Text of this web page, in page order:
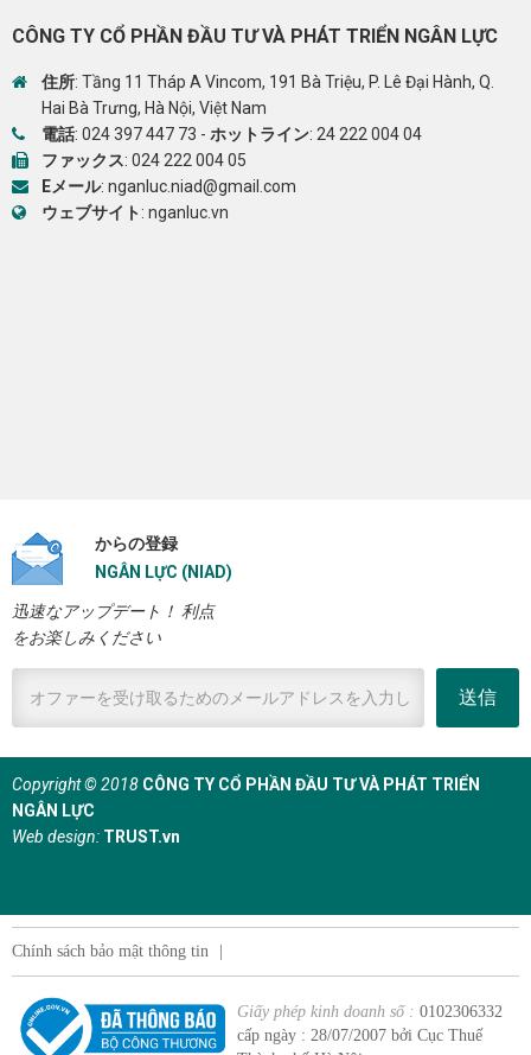
CÔNG TY CỔ PHẦN ĐẦU TƯ VÀ PHÁT TRIỂN NGÂN LỰC
住所: Tầng 11 Tháp A Vincom, 191 Bà Triệu, P. Lê Đại Hành, Q.
Hai Bà Trưng, Hà Nội, Việt Nam
電話: 024 397 447 73 - ホットライン: 24 222 004 04
ファックス: 024 222 004 05
Eメール: nganluc.niad@gmail.com
ウェブサイト: nganluc.vn
からの登録
NGÂN LỰC (NIAD)
迅速なアップデート！ 利点
をお楽しみください
送信
Copyright © 2018 CÔNG TY CỔ PHẦN ĐẦU TƯ VÀ PHÁT TRIỂN
NGÂN LỰC
Web design: TRUST.vn
Chính sách bảo mật thông tin
Giấy phép kinh doanh số : 0102306332
cấp ngày : 28/07/2007 bởi Cục Thuế